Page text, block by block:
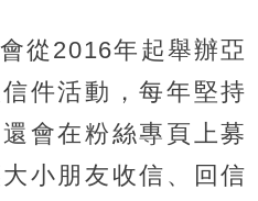
從2016年起舉辦亞
件活動，每年堅持
會在粉絲專頁上募
小朋友收信、回信